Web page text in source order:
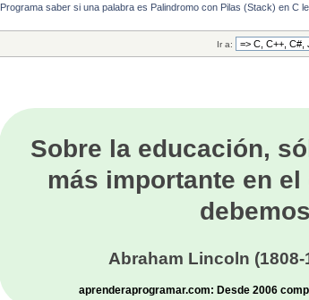
printf("La
Programa saber si una palabra es Palindromo con Pilas (Stack) en C
Ir a:
Sobre la educación,
más importante en
Abraham Lincoln
aprenderaprogramar.com: Desde 2006